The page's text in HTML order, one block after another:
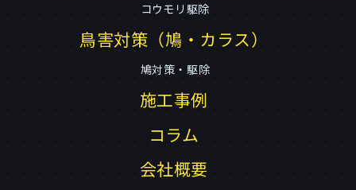
コウモリ駆除
鳥害対策（鳩・カラス）
鳩対策・駆除
施工事例
コラム
会社概要